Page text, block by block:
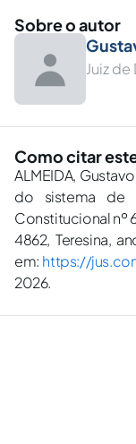
Sobre o autor
Juiz
Como citar
ALMEIDA,
do sistema de
Constitucional nº
4862, Teresina,
em: https://
2026.